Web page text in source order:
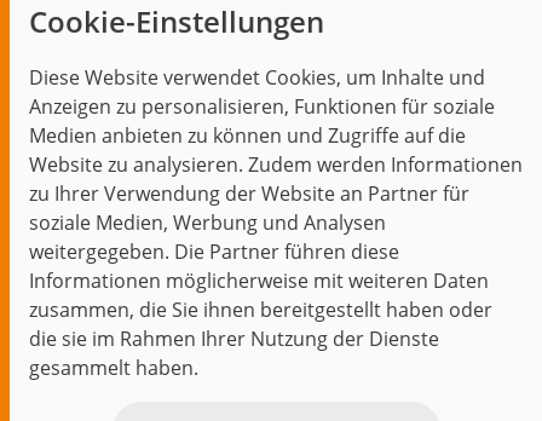
Cookie-Einstellungen
Diese Website verwendet Cookies, um Inhalte und
Anzeigen zu personalisieren, Funktionen für soziale
Medien anbieten zu können und Zugriffe auf die
Website zu analysieren. Zudem werden Informationen
zu Ihrer Verwendung der Website an Partner für
soziale Medien, Werbung und Analysen
weitergegeben. Die Partner führen diese
Informationen möglicherweise mit weiteren Daten
zusammen, die Sie ihnen bereitgestellt haben oder
die sie im Rahmen Ihrer Nutzung der Dienste
gesammelt haben.
Themen im Fokus
Events
Start Datenschutz Impressum
Kontakt
jambit auf instagramjambit auf kununujambit auf linkedin
© 1999–2026 jambit GmbH. Alle Rechte vorbehalten.